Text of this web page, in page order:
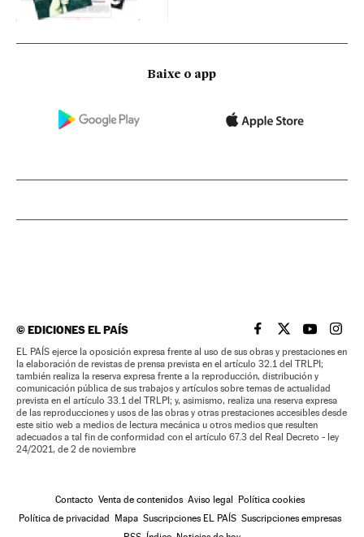
Baixe o app
©EDICIONES EL PAÍS EL PAÍS BRASIL EN
EL PAÍSEL PAÍS
EL
EL PAÍS ejerce la oposición expresa frente al uso de sus obras y prestaciones en
la elaboración de revistas de prensa prevista en el artículo 32.1 del TRLPI;
también realiza la reserva expresa frente a la reproducción, distribución y
comunicación pública de sus trabajos y artículos sobre temas de actualidad
prevista en el artículo 33.1 del TRLPI; y, asimismo, realiza una reserva expresa
de las reproducciones y usos de las obras y otras prestaciones accesibles desde
este sitio web a medios de lectura mecánica u otros medios que resulten
adecuados a tal fin de conformidad con el artículo 67.3 del Real Decreto - ley
24/2021, de 2 de noviembre
Contacto Venta de contenidos Aviso legal Política cookies
Política de privacidad Mapa Suscripciones EL PAÍS Suscripciones empresas